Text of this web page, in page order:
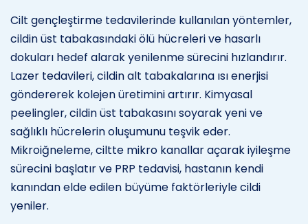
Cilt gençleştirme tedavilerinde kullanılan yöntemler,
cildin üst tabakasındaki ölü hücreleri ve hasarlı
dokuları hedef alarak yenilenme sürecini hızlandırır.
Lazer tedavileri, cildin alt tabakalarına ısı enerjisi
göndererek kolejen üretimini artırır. Kimyasal
peelingler, cildin üst tabakasını soyarak yeni ve
sağlıklı hücrelerin oluşumunu teşvik eder.
Mikroiğneleme, ciltte mikro kanallar açarak iyileşme
sürecini başlatır ve PRP tedavisi, hastanın kendi
kanından elde edilen büyüme faktörleriyle cildi
yeniler.